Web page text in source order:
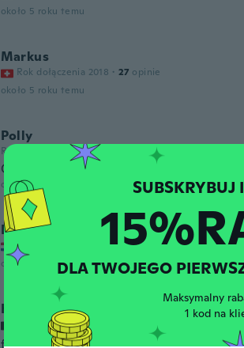
około 5 roku temu
Markus
Rok dołączenia 2018 · 27 opinie
około 5 roku temu
Polly
Rok dołączenia 2016 ·
Great charger
około 5 roku temu
KlaasJan
Rok dołączenia 2017 · 11 opinie
około 5 roku temu
Henri
Rok dołączenia 2017
full ok
DLA TWOJEGO
Maksymalny
1 kod na